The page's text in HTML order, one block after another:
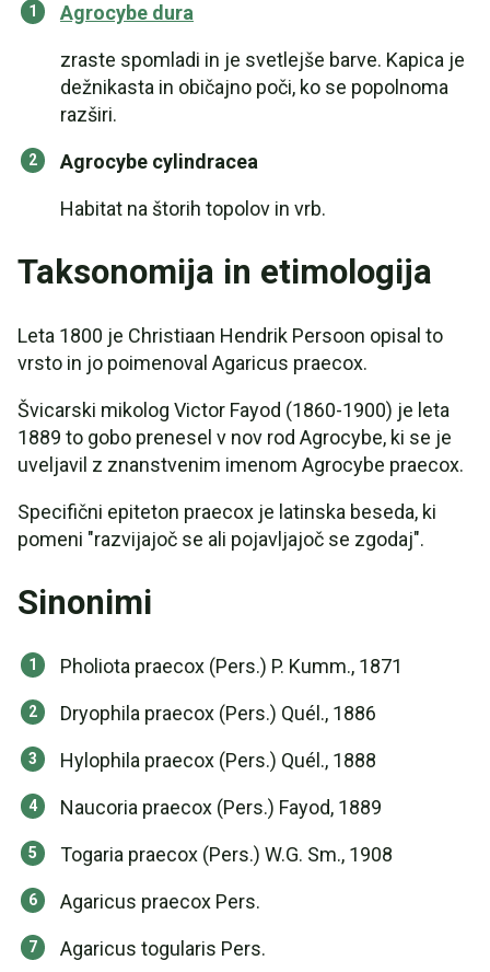
Agrocybe dura
zraste spomladi in je svetlejše barve. Kapica je
dežnikasta in običajno poči, ko se popolnoma
razširi.
Agrocybe cylindracea
Habitat na štorih topolov in vrb.
Taksonomija in etimologija
Leta 1800 je Christiaan Hendrik Persoon opisal to
vrsto in jo poimenoval Agaricus praecox.
Švicarski mikolog Victor Fayod (1860-1900) je leta
1889 to gobo prenesel v nov rod Agrocybe, ki se je
uveljavil z znanstvenim imenom Agrocybe praecox.
Specifični epiteton praecox je latinska beseda, ki
pomeni "razvijajoč se ali pojavljajoč se zgodaj".
Sinonimi
Pholiota praecox (Pers.) P. Kumm., 1871
Dryophila praecox (Pers.) Quél., 1886
Hylophila praecox (Pers.) Quél., 1888
Naucoria praecox (Pers.) Fayod, 1889
Togaria praecox (Pers.) W.G. Sm., 1908
Agaricus praecox Pers.
Agaricus togularis Pers.